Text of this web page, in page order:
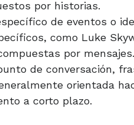
por historias.
de eventos o
como Luke
por mensajes.
de conversación,
orientada
a corto plazo.